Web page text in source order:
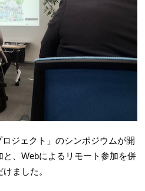
ジェクト」のシンポジウムが開
、Webによるリモート参加を併
ました。